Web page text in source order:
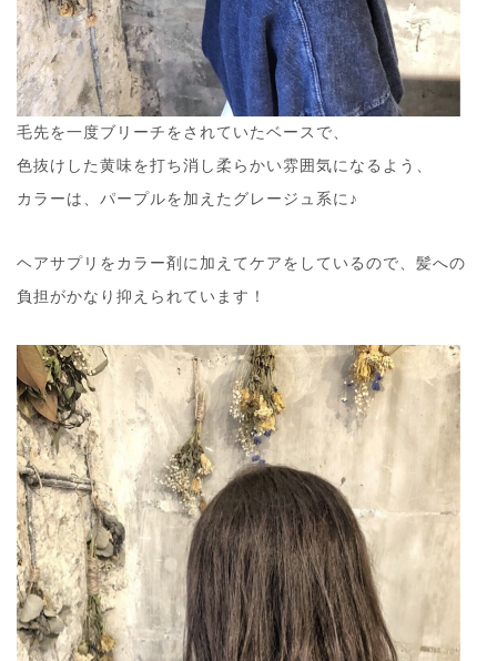
毛先を一度ブリーチをされていたベースで、
色抜けした黄味を打ち消し柔らかい雰囲気になるよう、
カラーは、パープルを加えたグレージュ系に♪
ヘアサプリをカラー剤に加えてケアをしているので、髪への
負担がかなり抑えられています！